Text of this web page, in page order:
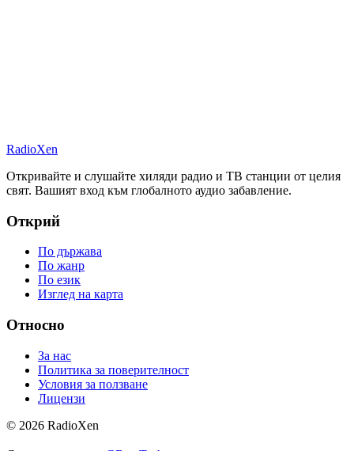
RadioXen
Откривайте и слушайте хиляди радио и ТВ станции от целия
свят. Вашият вход към глобалното аудио забавление.
Открий
По държава
По жанр
По език
Изглед на карта
Относно
За нас
Политика за поверителност
Условия за ползване
Лицензи
© 2026 RadioXen